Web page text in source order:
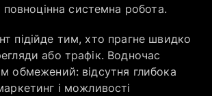
системна робота.
підійде тим, хто прагне швидко
або трафік. Водночас
обмежений: відсутня глибока
і можливості